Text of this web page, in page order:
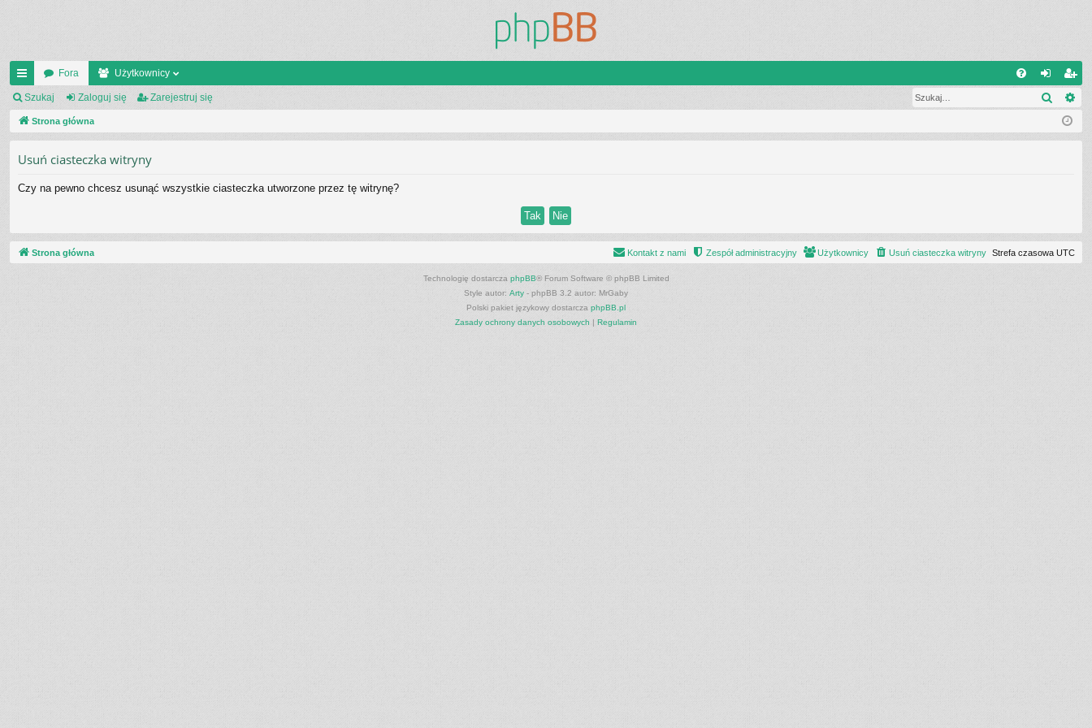
ię
ce
Fora Użytkownicy
al ar
ej
ę
Szukaj Zaloguj się Zarejestruj się Szukaj
Strona główna
Usuń ciasteczka witryny
Czy na pewno chcesz usunąć wszystkie ciasteczka utworzone przez tę witrynę?
Strona główna Strefa czasowa UTC
Usuń ciasteczka witryny
Użytkownicy
Zespół administracyjny
Kontakt z nami
Technologię dostarcza phpBB® Forum Software © phpBB Limited
Style autor: Arty - phpBB 3.2 autor: MrGaby
Polski pakiet językowy dostarcza phpBB.pl
Zasady ochrony danych osobowych | Regulamin